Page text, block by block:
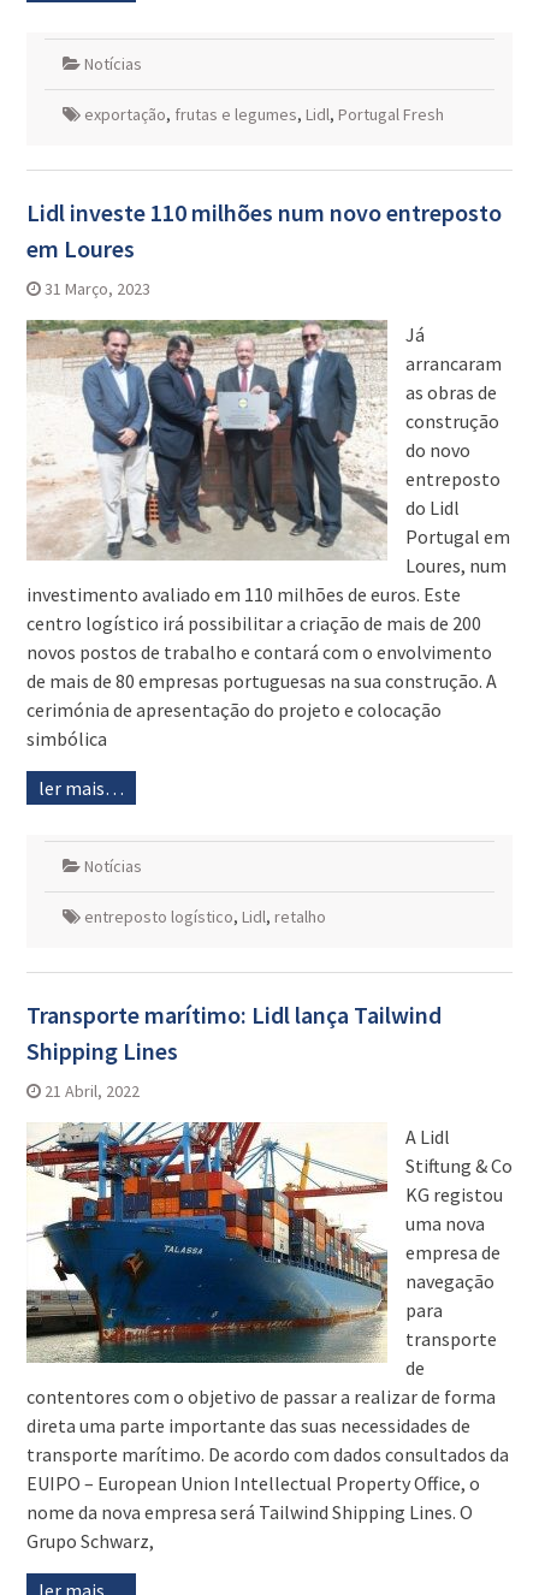
Notícias
exportação, frutas e legumes, Lidl, Portugal Fresh
Lidl investe 110 milhões num novo entreposto
em Loures
31 Março, 2023
Já
arrancaram
as obras de
construção
do novo
entreposto
do Lidl
Portugal em
Loures, num
investimento avaliado em 110 milhões de euros. Este
centro logístico irá possibilitar a criação de mais de 200
novos postos de trabalho e contará com o envolvimento
de mais de 80 empresas portuguesas na sua construção. A
cerimónia de apresentação do projeto e colocação
simbólica
ler mais…
Notícias
entreposto logístico, Lidl, retalho
Transporte marítimo: Lidl lança Tailwind
Shipping Lines
21 Abril, 2022
A Lidl
Stiftung & Co
KG registou
uma nova
empresa de
navegação
para
transporte
de
contentores com o objetivo de passar a realizar de forma
direta uma parte importante das suas necessidades de
transporte marítimo. De acordo com dados consultados da
EUIPO – European Union Intellectual Property Office, o
nome da nova empresa será Tailwind Shipping Lines. O
Grupo Schwarz,